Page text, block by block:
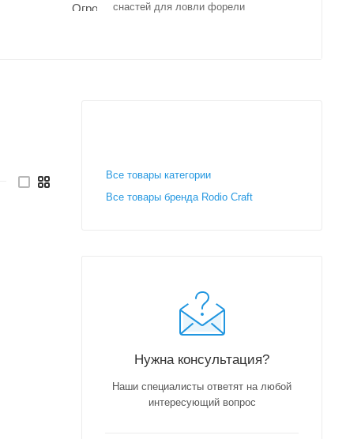
снастей для ловли форели
Все товары категории
Все товары бренда Rodio Craft
Нужна консультация?
Наши специалисты ответят на любой
интересующий вопрос